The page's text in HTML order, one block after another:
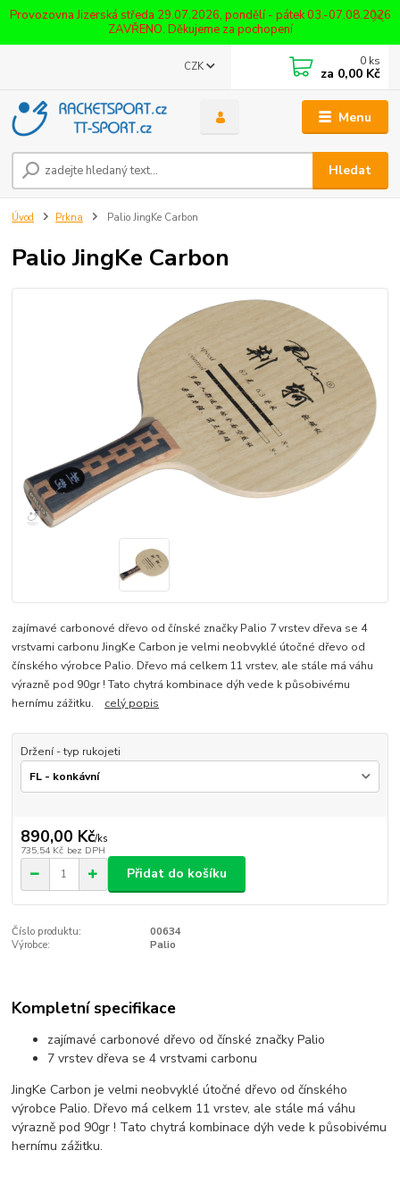
Provozovna Jizerská středa 29.07.2026, pondělí - pátek 03.-07.08.2026
ZAVŘENO. Děkujeme za pochopení
Menu
CZK
Hledat
0 ks
za 0,00 Kč
Úvod Prkna Palio JingKe Carbon
Palio JingKe Carbon
zajímavé carbonové dřevo od čínské značky Palio 7 vrstev dřeva se 4
vrstvami carbonu JingKe Carbon je velmi neobvyklé útočné dřevo od
čínského výrobce Palio. Dřevo má celkem 11 vrstev, ale stále má váhu
výrazně pod 90gr ! Tato chytrá kombinace dýh vede k působivému
hernímu zážitku. celý popis
Držení - typ rukojeti
890,00 Kč/ks
735,54 Kč bez DPH
Přidat do košíku
Číslo produktu:
00634
Výrobce:
Palio
Kompletní specifikace
zajímavé carbonové dřevo od čínské značky Palio
7 vrstev dřeva se 4 vrstvami carbonu
JingKe Carbon je velmi neobvyklé útočné dřevo od čínského
výrobce Palio. Dřevo má celkem 11 vrstev, ale stále má váhu
výrazně pod 90gr ! Tato chytrá kombinace dýh vede k působivému
hernímu zážitku.